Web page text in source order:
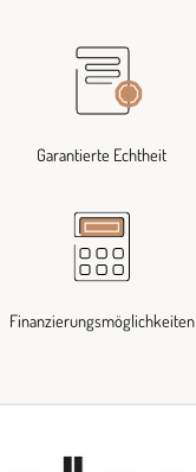
Garantierte Echtheit
Finanzierungsmöglichkeiten